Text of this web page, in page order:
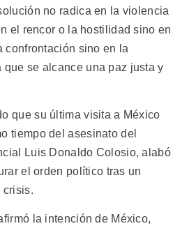
no radica en la violencia
el rencor o la hostilidad sino en
confrontación sino en la
que se alcance una paz justa y
que su última visita a México
tiempo del asesinato del
Luis Donaldo Colosio, alabó
el orden político tras un
crisis.
la intención de México,